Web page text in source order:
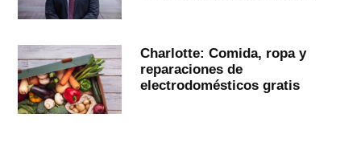
Charlotte: Comida, ropa y
reparaciones de
electrodomésticos gratis